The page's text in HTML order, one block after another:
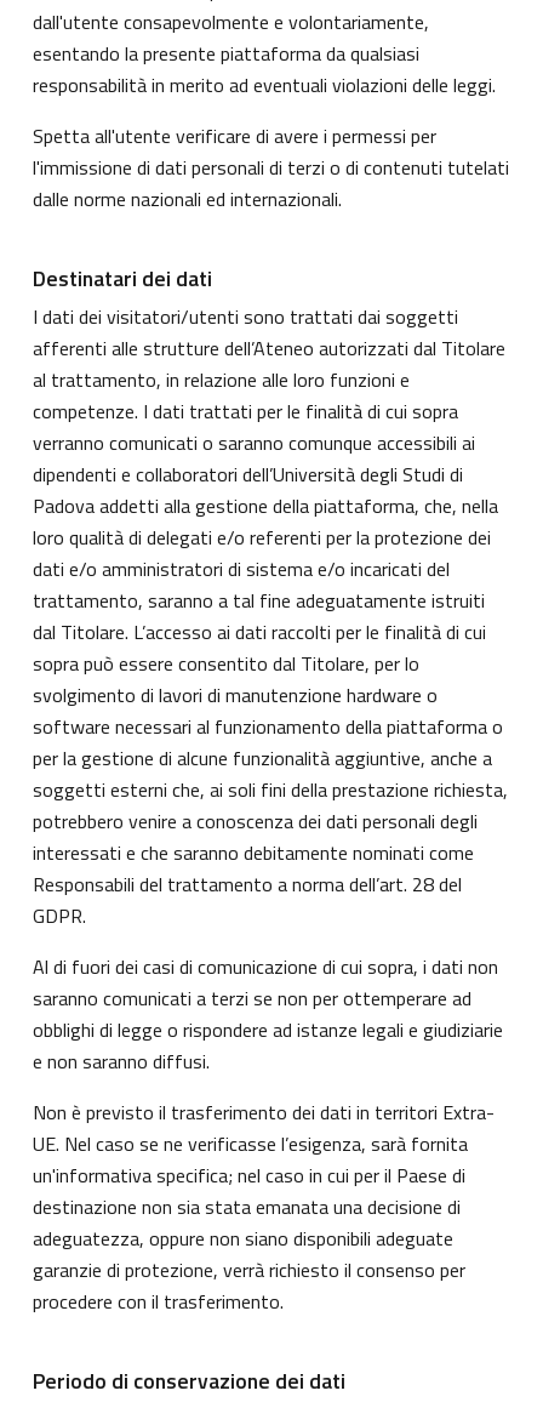
dall'utente consapevolmente e volontariamente,
esentando la presente piattaforma da qualsiasi
responsabilità in merito ad eventuali violazioni delle leggi.
Spetta all'utente verificare di avere i permessi per
l'immissione di dati personali di terzi o di contenuti tutelati
dalle norme nazionali ed internazionali.
Destinatari dei dati
I dati dei visitatori/utenti sono trattati dai soggetti
afferenti alle strutture dell’Ateneo autorizzati dal Titolare
al trattamento, in relazione alle loro funzioni e
competenze. I dati trattati per le finalità di cui sopra
verranno comunicati o saranno comunque accessibili ai
dipendenti e collaboratori dell’Università degli Studi di
Padova addetti alla gestione della piattaforma, che, nella
loro qualità di delegati e/o referenti per la protezione dei
dati e/o amministratori di sistema e/o incaricati del
trattamento, saranno a tal fine adeguatamente istruiti
dal Titolare. L’accesso ai dati raccolti per le finalità di cui
sopra può essere consentito dal Titolare, per lo
svolgimento di lavori di manutenzione hardware o
software necessari al funzionamento della piattaforma o
per la gestione di alcune funzionalità aggiuntive, anche a
soggetti esterni che, ai soli fini della prestazione richiesta,
potrebbero venire a conoscenza dei dati personali degli
interessati e che saranno debitamente nominati come
Responsabili del trattamento a norma dell’art. 28 del
GDPR.
Al di fuori dei casi di comunicazione di cui sopra, i dati non
saranno comunicati a terzi se non per ottemperare ad
obblighi di legge o rispondere ad istanze legali e giudiziarie
e non saranno diffusi.
Non è previsto il trasferimento dei dati in territori Extra-
UE. Nel caso se ne verificasse l’esigenza, sarà fornita
un'informativa specifica; nel caso in cui per il Paese di
destinazione non sia stata emanata una decisione di
adeguatezza, oppure non siano disponibili adeguate
garanzie di protezione, verrà richiesto il consenso per
procedere con il trasferimento.
Periodo di conservazione dei dati